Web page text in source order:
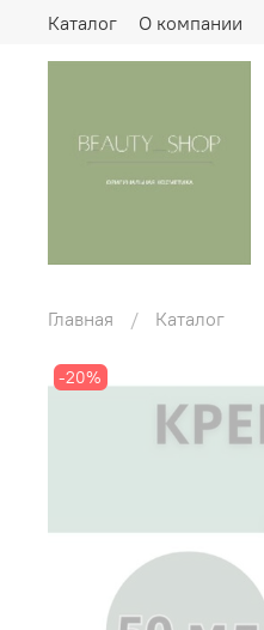
Каталог О компании
Главная Каталог
-20%